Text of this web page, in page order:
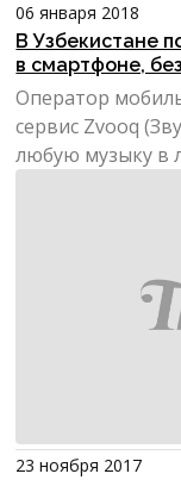
06 января 2018
В Узбекистане
в смартфоне,
Оператор
сервис Zvooq
любую музыку в
23 ноября 2017